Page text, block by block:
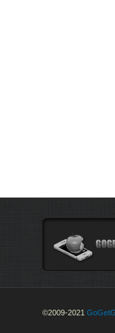
©2009-2021